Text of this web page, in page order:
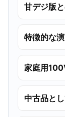
甘デジ版
特徴的な
家庭用
中古品と